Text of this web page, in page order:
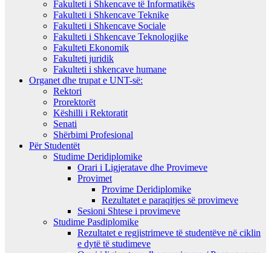
Fakulteti i Shkencave të Informatikës
Fakulteti i Shkencave Teknike
Fakulteti i Shkencave Sociale
Fakulteti i Shkencave Teknologjike
Fakulteti Ekonomik
Fakulteti juridik
Fakulteti i shkencave humane
Organet dhe trupat e UNT-së:
Rektori
Prorektorët
Këshilli i Rektoratit
Senati
Shërbimi Profesional
Për Studentët
Studime Deridiplomike
Orari i Ligjeratave dhe Provimeve
Provimet
Provime Deridiplomike
Rezultatet e paraqitjes së provimeve
Sesioni Shtese i provimeve
Studime Pasdiplomike
Rezultatet e regjistrimeve të studentëve në ciklin
e dytë të studimeve